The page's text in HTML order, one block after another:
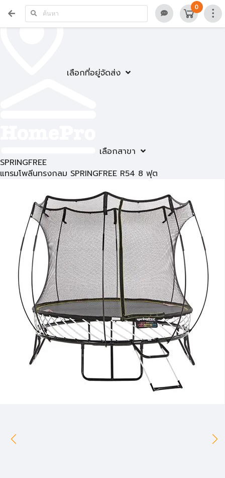
เลือกที่อยู่จัดส่ง
เลือกสาขา
0
SPRINGFREE
แทรมโพลีนทรงกลม SPRINGFREE R54 8 ฟุต